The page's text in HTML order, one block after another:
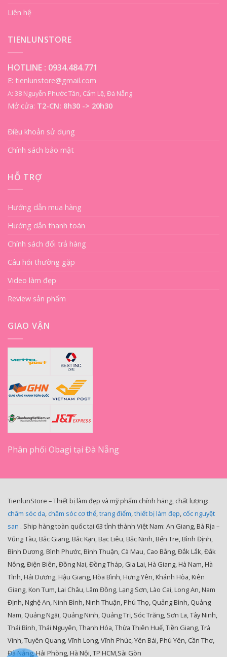
Liên hệ
TIENLUNSTORE
HOTLINE : 0934.484.771
E: tienlunstore@gmail.com
A: 38 Nguyễn Phước Tần, Cẩm Lệ, Đà Nẵng
Mở cửa: T2-CN: 8h30 -> 20h30
Điều khoản sử dụng
Chính sách bảo mật
HỖ TRỢ
Hướng dẫn mua hàng
Hướng dẫn thanh toán
Chính sách đổi trả hàng
Câu hỏi thường gặp
Video làm đẹp
Review sản phẩm
GIAO VẬN
Phân phối Obagi tại Đà Nẵng
TienlunStore – Thiết bị làm đẹp và mỹ phẩm chính hãng, chất lượng:
chăm sóc da, chăm sóc cơ thể,trang điểm,thiết bị làm đẹp, cốc nguyệt
san . Ship hàng toàn quốc tại 63 tỉnh thành Việt Nam: An Giang, Bà Rịa –
Vũng Tàu, Bắc Giang, Bắc Kạn, Bạc Liêu, Bắc Ninh, Bến Tre, Bình Định,
Bình Dương, Bình Phước, Bình Thuận, Cà Mau, Cao Bằng, Đắk Lắk, Đắk
Nông, Điện Biên, Đồng Nai, Đồng Tháp, Gia Lai, Hà Giang, Hà Nam, Hà
Tĩnh, Hải Dương, Hậu Giang, Hòa Bình, Hưng Yên, Khánh Hòa, Kiên
Giang, Kon Tum, Lai Châu, Lâm Đồng, Lạng Sơn, Lào Cai, Long An, Nam
Định, Nghệ An, Ninh Bình, Ninh Thuận, Phú Thọ, Quảng Bình, Quảng
Nam, Quảng Ngãi, Quảng Ninh, Quảng Trị, Sóc Trăng, Sơn La, Tây Ninh,
Thái Bình, Thái Nguyên, Thanh Hóa, Thừa Thiên Huế, Tiền Giang, Trà
Vinh, Tuyên Quang, Vĩnh Long, Vĩnh Phúc, Yên Bái, Phú Yên, Cần Thơ,
Đà Nẵng, Hải Phòng, Hà Nội, TP HCM,Sài Gòn